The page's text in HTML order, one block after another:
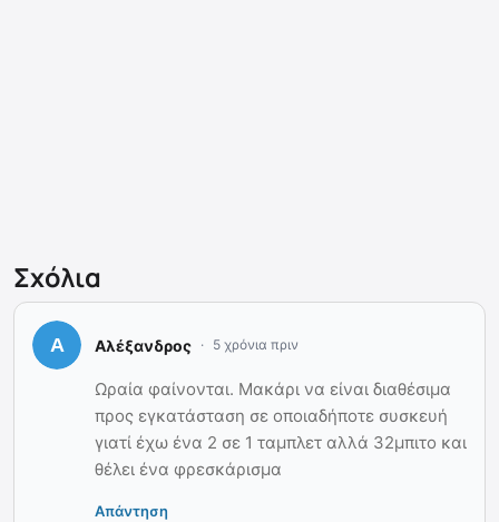
Σχόλια
Αλέξανδρος 5 χρόνια πριν
Ωραία φαίνονται. Μακάρι να είναι διαθέσιμα
προς εγκατάσταση σε οποιαδήποτε συσκευή
γιατί έχω ένα 2 σε 1 ταμπλετ αλλά 32μπιτο και
θέλει ένα φρεσκάρισμα
Απάντηση